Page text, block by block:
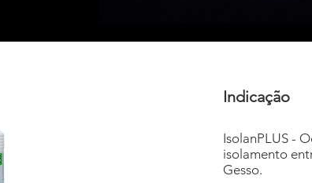
Indicação
IsolanPLUS -
isolamento
Gesso.